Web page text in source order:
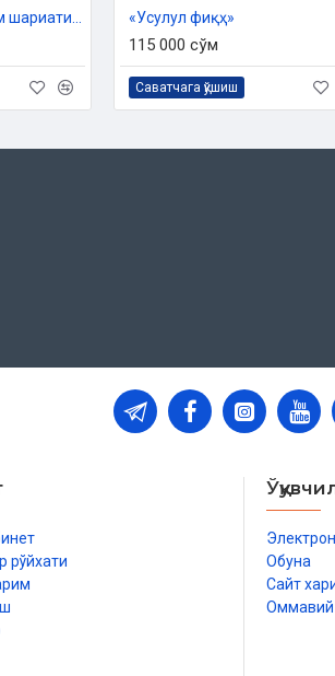
фойдаси
«Усулул фиқҳ»
115 000 сўм
Саватчага қўшиш
рўйхати
Обуна
Сайт
Оммавий